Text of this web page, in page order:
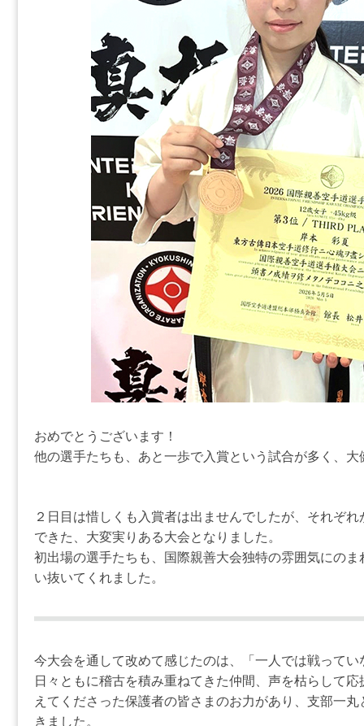
おめでとうございます！
他の選手たちも、あと一歩で入賞という試合が多く、大
２日目は惜しくも入賞者は出ませんでしたが、それぞ
できた、大変実りある大会となりました。
初出場の選手たちも、国際親善大会独特の雰囲気にの
い抜いてくれました。
今大会を通して改めて感じたのは、「一人では戦って
日々ともに稽古を積み重ねてきた仲間、声を枯らして
えてくださった保護者の皆さまのお力があり、支部一
きました。